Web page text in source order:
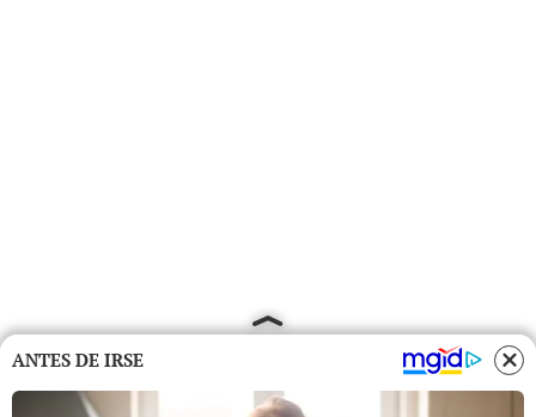
ANTES DE IRSE